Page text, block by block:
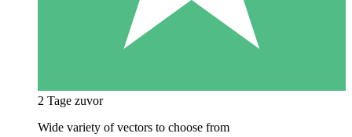
2 Tage zuvor
Wide variety of vectors to choose from